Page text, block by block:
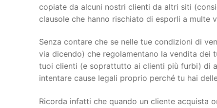
copiate da alcuni nostri clienti da altri siti
clausole che hanno rischiato di esporli a multe
Senza contare che se nelle tue condizioni di
via dicendo) che regolamentano la vendita
tuoi clienti (e soprattutto ai clienti più furbi) di
intentare cause legali proprio perché tu hai
Ricorda infatti che quando un cliente acquista